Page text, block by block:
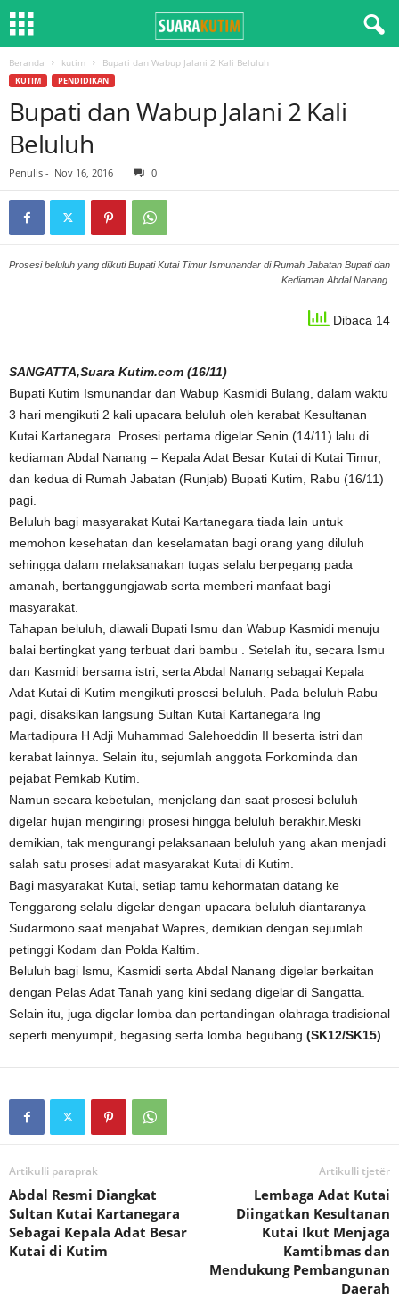
Beranda kutim Bupati dan Wabup Jalani 2 Kali Beluluh
KUTIM PENDIDIKAN
Bupati dan Wabup Jalani 2 Kali
Beluluh
Penulis - Nov 16, 2016 0
Prosesi beluluh yang diikuti Bupati Kutai Timur Ismunandar di Rumah Jabatan Bupati dan
Kediaman Abdal Nanang.
Dibaca 14
SANGATTA,Suara Kutim.com (16/11)
Bupati Kutim Ismunandar dan Wabup Kasmidi Bulang, dalam waktu
3 hari mengikuti 2 kali upacara beluluh oleh kerabat Kesultanan
Kutai Kartanegara. Prosesi pertama digelar Senin (14/11) lalu di
kediaman Abdal Nanang – Kepala Adat Besar Kutai di Kutai Timur,
dan kedua di Rumah Jabatan (Runjab) Bupati Kutim, Rabu (16/11)
pagi.
Beluluh bagi masyarakat Kutai Kartanegara tiada lain untuk
memohon kesehatan dan keselamatan bagi orang yang diluluh
sehingga dalam melaksanakan tugas selalu berpegang pada
amanah, bertanggungjawab serta memberi manfaat bagi
masyarakat.
Tahapan beluluh, diawali Bupati Ismu dan Wabup Kasmidi menuju
balai bertingkat yang terbuat dari bambu . Setelah itu, secara Ismu
dan Kasmidi bersama istri, serta Abdal Nanang sebagai Kepala
Adat Kutai di Kutim mengikuti prosesi beluluh. Pada beluluh Rabu
pagi, disaksikan langsung Sultan Kutai Kartanegara Ing
Martadipura H Adji Muhammad Salehoeddin II beserta istri dan
kerabat lainnya. Selain itu, sejumlah anggota Forkominda dan
pejabat Pemkab Kutim.
Namun secara kebetulan, menjelang dan saat prosesi beluluh
digelar hujan mengiringi prosesi hingga beluluh berakhir.Meski
demikian, tak mengurangi pelaksanaan beluluh yang akan menjadi
salah satu prosesi adat masyarakat Kutai di Kutim.
Bagi masyarakat Kutai, setiap tamu kehormatan datang ke
Tenggarong selalu digelar dengan upacara beluluh diantaranya
Sudarmono saat menjabat Wapres, demikian dengan sejumlah
petinggi Kodam dan Polda Kaltim.
Beluluh bagi Ismu, Kasmidi serta Abdal Nanang digelar berkaitan
dengan Pelas Adat Tanah yang kini sedang digelar di Sangatta.
Selain itu, juga digelar lomba dan pertandingan olahraga tradisional
seperti menyumpit, begasing serta lomba begubang. (SK12/SK15)
Artikulli paraprak
Abdal Resmi Diangkat
Sultan Kutai Kartanegara
Sebagai Kepala Adat Besar
Kutai di Kutim
Artikulli tjetër
Lembaga Adat Kutai
Diingatkan Kesultanan
Kutai Ikut Menjaga
Kamtibmas dan
Mendukung Pembangunan
Daerah